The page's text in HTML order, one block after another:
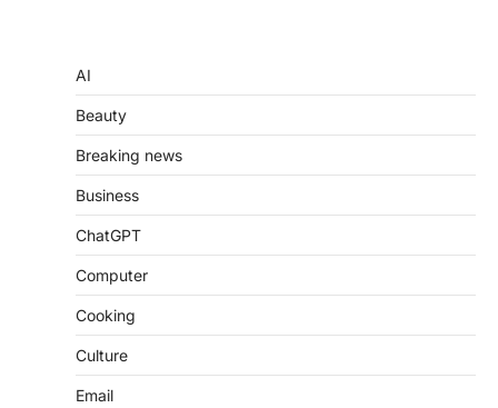
AI
Beauty
Breaking news
Business
ChatGPT
Computer
Cooking
Culture
Email